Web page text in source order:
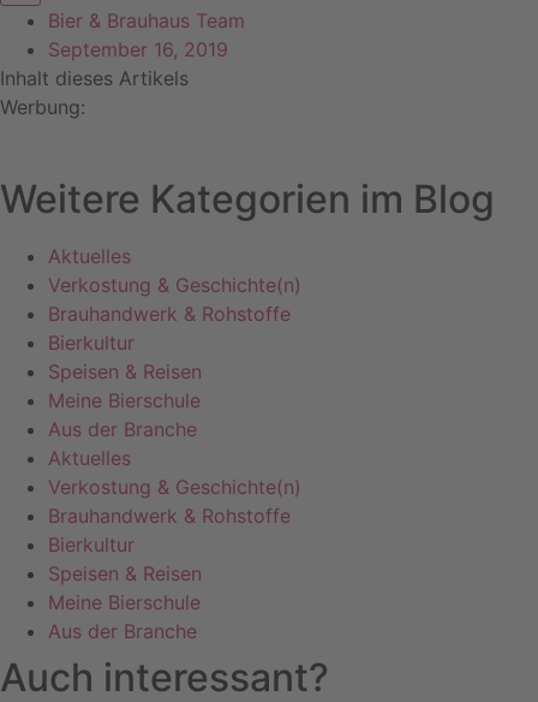
Bier & Brauhaus Team
September 16, 2019
Inhalt dieses Artikels
Werbung:
Weitere Kategorien im Blog
Aktuelles
Verkostung & Geschichte(n)
Brauhandwerk & Rohstoffe
Bierkultur
Speisen & Reisen
Meine Bierschule
Aus der Branche
Aktuelles
Verkostung & Geschichte(n)
Brauhandwerk & Rohstoffe
Bierkultur
Speisen & Reisen
Meine Bierschule
Aus der Branche
Auch interessant?